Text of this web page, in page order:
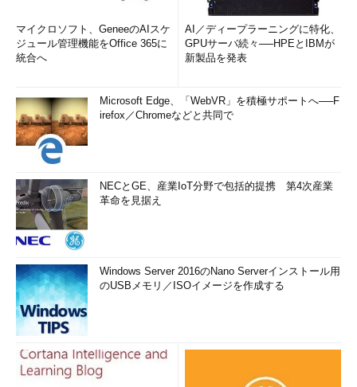
マイクロソフト、GeneeのAIスケ
ジュール管理機能をOffice 365に
統合へ
AI／ディープラーニングに特化、
GPUサーバ続々──HPEとIBMが
新製品を発表
Microsoft Edge、「WebVR」を積極サポートへ──F
irefox／Chromeなどと共同で
NECとGE、産業IoT分野で包括的提携 第4次産業
革命を見据え
Windows Server 2016のNano Serverインストール用
のUSBメモリ／ISOイメージを作成する